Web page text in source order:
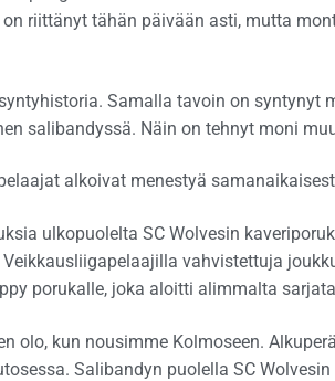
riittänyt tähän päivään asti, mutta
Samalla tavoin on syntynyt
salibandyssä. Näin on tehnyt moni
alkoivat menestyä
ulkopuolelta SC Wolvesin
vahvistettuja
porukalle, joka aloitti alimmalta
olo, kun nousimme Kolmoseen.
Salibandyn puolella SC